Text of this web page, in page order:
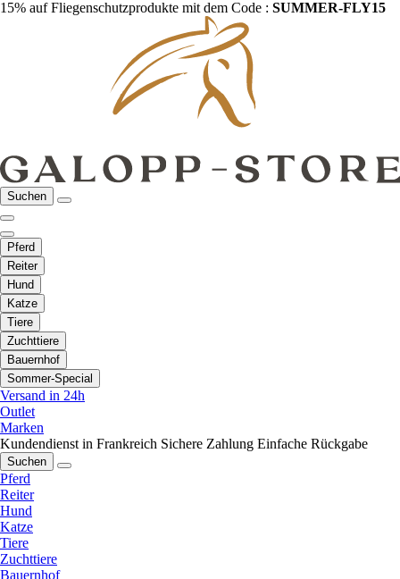
15% auf Fliegenschutzprodukte mit dem Code : SUMMER-FLY15
Suchen
Pferd
Reiter
Hund
Katze
Tiere
Zuchttiere
Bauernhof
Sommer-Special
Versand in 24h
Outlet
Marken
Kundendienst in Frankreich Sichere Zahlung Einfache Rückgabe
Suchen
Pferd
Reiter
Hund
Katze
Tiere
Zuchttiere
Bauernhof